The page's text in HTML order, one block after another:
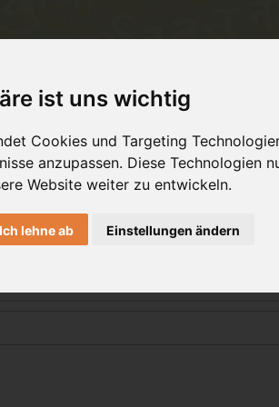
ist uns wichtig
Cookies und Targeting
anzupassen. Diese Technologien
Website weiter zu entwickeln.
Ich lehne ab Einstellungen ändern